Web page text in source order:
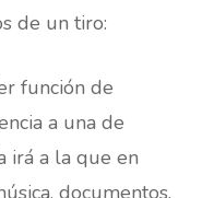
de un tiro:
función de
a una de
irá a la que en
documentos,